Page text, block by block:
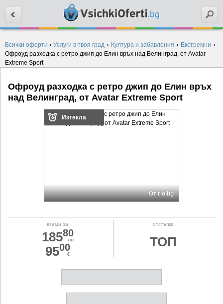
Всички оферти › Услуги в твоя град › Култура и забавления › Екстремни ›
Офроуд разходка с ретро джип до Елин връх над Велинград, от Avatar
Extreme Sport
Офроуд разходка с ретро джип до Елин връх
над Велинград, от Avatar Extreme Sport
Изтекла
От rio.bg
вземи за
18580
лв
9500
€
отстъпка
ТОП